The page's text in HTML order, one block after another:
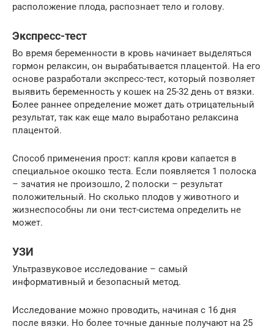
расположение плода, распознает тело и голову.
Экспресс-тест
Во время беременности в кровь начинает выделяться
гормон релаксин, он вырабатывается плацентой. На его
основе разработали экспресс-тест, который позволяет
выявить беременность у кошек на 25-32 день от вязки.
Более раннее определение может дать отрицательный
результат, так как еще мало выработано релаксина
плацентой.
Способ применения прост: капля крови капается в
специальное окошко теста. Если появляется 1 полоска
– зачатия не произошло, 2 полоски – результат
положительный. Но сколько плодов у животного и
жизнеспособны ли они тест-система определить не
может.
УЗИ
Ультразвуковое исследование – самый
информативный и безопасный метод.
Исследование можно проводить, начиная с 16 дня
после вязки. Но более точные данные получают на 25